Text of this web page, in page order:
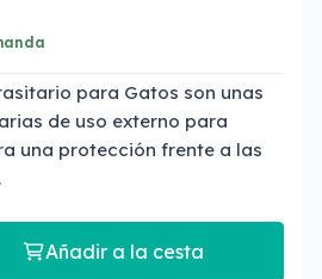
para Gatos son unas
de uso externo para
una protección frente a las
Añadir a la cesta